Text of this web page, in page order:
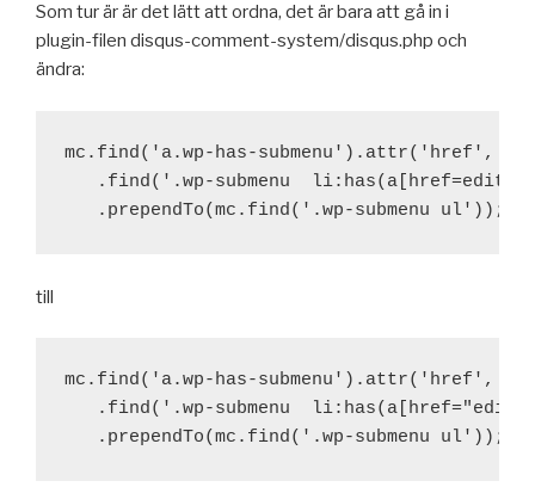
Som tur är är det lätt att ordna, det är bara att gå in i
plugin-filen disqus-comment-system/disqus.php och
ändra:
mc.find('a.wp-has-submenu').attr('href',
.find('.wp-submenu  li:has(a[href=edit-
till
mc.find('a.wp-has-submenu').attr('href',
.find('.wp-submenu